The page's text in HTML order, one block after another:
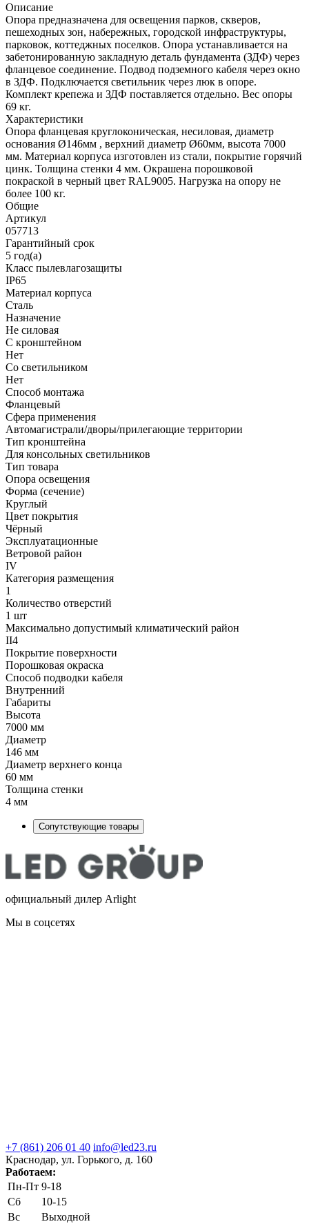
Описание
Опора предназначена для освещения парков, скверов,
пешеходных зон, набережных, городской инфраструктуры,
парковок, коттеджных поселков. Опора устанавливается на
забетонированную закладную деталь фундамента (ЗДФ) через
фланцевое соединение. Подвод подземного кабеля через окно
в ЗДФ. Подключается светильник через люк в опоре.
Комплект крепежа и ЗДФ поставляется отдельно. Вес опоры
69 кг.
Характеристики
Опора фланцевая круглоконическая, несиловая, диаметр
основания Ø146мм , верхний диаметр Ø60мм, высота 7000
мм. Материал корпуса изготовлен из стали, покрытие горячий
цинк. Толщина стенки 4 мм. Окрашена порошковой
покраской в черный цвет RAL9005. Нагрузка на опору не
более 100 кг.
Общие
Артикул
057713
Гарантийный срок
5 год(а)
Класс пылевлагозащиты
IP65
Материал корпуса
Сталь
Назначение
Не силовая
С кронштейном
Нет
Со светильником
Нет
Способ монтажа
Фланцевый
Сфера применения
Автомагистрали/дворы/прилегающие территории
Тип кронштейна
Для консольных светильников
Тип товара
Опора освещения
Форма (сечение)
Круглый
Цвет покрытия
Чёрный
Эксплуатационные
Ветровой район
IV
Категория размещения
1
Количество отверстий
1 шт
Максимально допустимый климатический район
II4
Покрытие поверхности
Порошковая окраска
Способ подводки кабеля
Внутренний
Габариты
Высота
7000 мм
Диаметр
146 мм
Диаметр верхнего конца
60 мм
Толщина стенки
4 мм
Сопутствующие товары
официальный дилер Arlight
Мы в соцсетях
+7 (861) 206 01 40 info@led23.ru
Краснодар, ул. Горького, д. 160
Работаем:
Пн-Пт 9-18
Сб
10-15
Вс
Выходной